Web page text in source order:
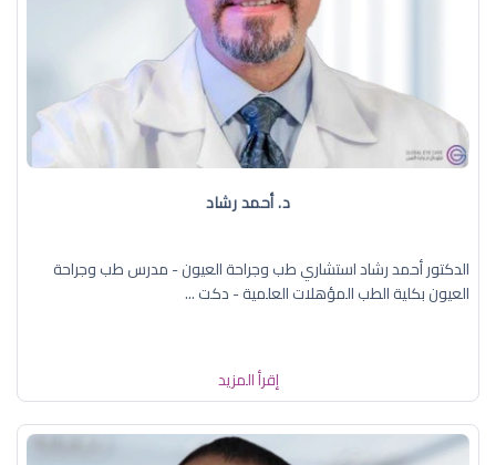
د. ‏أحمد رشاد
الدكتور أحمد رشاد استشاري طب وجراحة العيون - مدرس طب وجراحة
العيون بكلية الطب المؤهلات العلمية - دكت ...
إقرأ المزيد